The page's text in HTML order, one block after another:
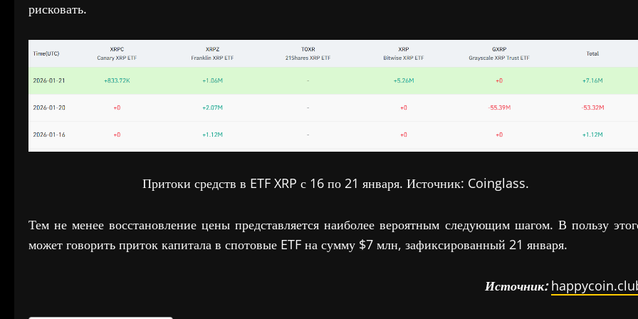
рисковать.
Притоки средств в ETF XRP с 16 по 21 января. Источник: Coinglass.
Тем не менее восстановление цены представляется наиболее вероятным следующим шагом. В пользу
может говорить приток капитала в спотовые ETF на сумму $7 млн, зафиксированный 21 января.
Источник: